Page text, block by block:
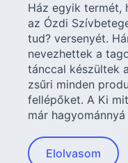
Ház egyik termét,
az Ózdi
tud? versenyét.
nevezhettek a
tánccal készültek
zsűri minden
fellépőket. A Ki
már
Elolvasom